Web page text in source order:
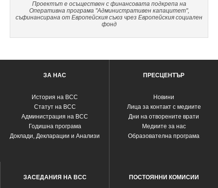
Проектът е осъществен с финансовата подкрепа на
Оперативна програма "Административен капацитет",
съфинансирана от Европейския съюз чрез Европейския социален
фонд
ЗА НАС
История на ВСС
Статут на ВСС
Администрация на ВСС
Годишна програма
Доклади, Декларации и Анализи
ПРЕСЦЕНТЪР
Новини
Лица за контакт с медиите
Дни на отворените врати
Медиите за нас
Образователна програма
ЗАСЕДАНИЯ НА ВСС ПОСТОЯННИ КОМИСИИ